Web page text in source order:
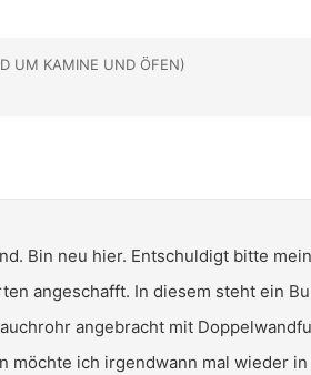
UM KAMINE UND ÖFEN)
Bin neu hier. Entschuldigt bitte
angeschafft. In diesem steht ein
angebracht mit
möchte ich irgendwann mal wieder